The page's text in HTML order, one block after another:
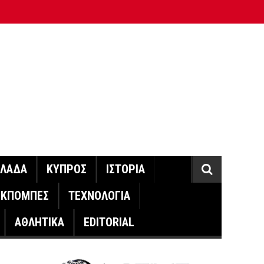
ΚΥΠΡΟΣ
ΙΣΤΟΡΙΑ
ΤΕΧΝΟΛΟΓΙΑ
ΑΘΛΗΤΙΚΑ
EDITORIAL